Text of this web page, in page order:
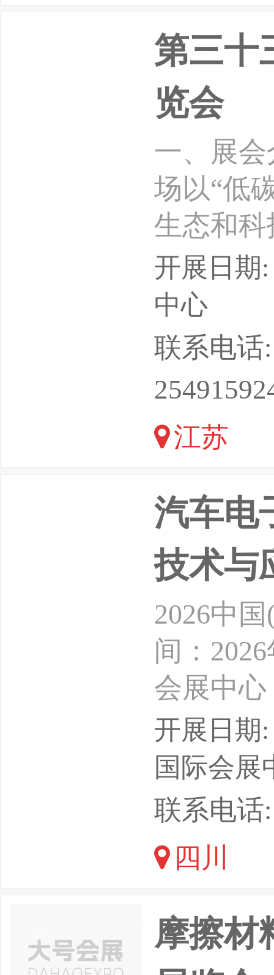
第三十
览会
一、展
场以“低
生态和
和科技
体系、
系化转
生态构
的第三
开展日期
中心
联系电话
江苏
汽车电
技术与
2026中
间：
会展中
产业变
信等领
智能化
融合，
快布局
的
开展日期
国际会展
联系电话
四川
摩擦材